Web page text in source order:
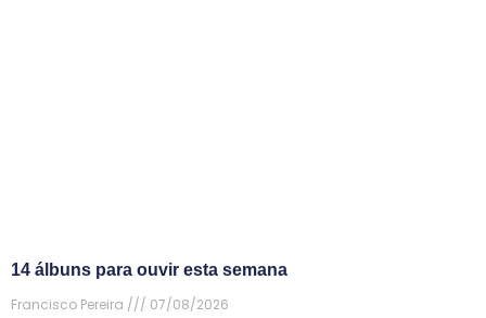
14 álbuns para ouvir esta semana
Francisco Pereira
07/08/2026